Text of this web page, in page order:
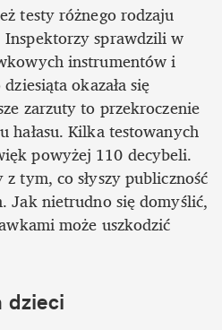
testy różnego rodzaju
sprawdzili w
instrumentów i
okazała się
zarzuty to przekroczenie
hałasu. Kilka testowanych
powyżej 110 decybeli.
tym, co słyszy publiczność
Jak nietrudno się domyślić,
może uszkodzić
dzieci